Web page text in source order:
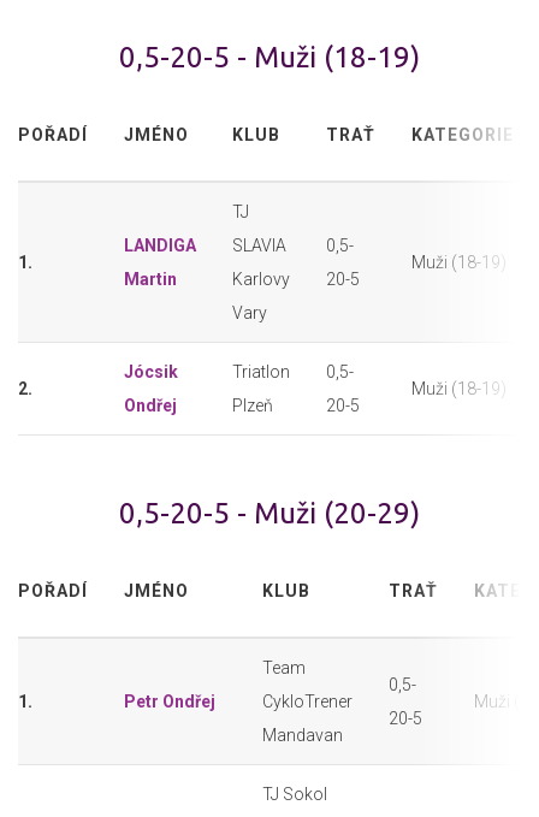
0,5-20-5 - Muži (18-19)
POŘADÍ JMÉNO KLUB TRAŤ KATEGORIE
1.
LANDIGA
Martin
TJ
SLAVIA
Karlovy
Vary
0,5-
20-5
Muži (18-19)
2.
Jócsik
Ondřej
Triatlon
Plzeň
0,5-
20-5
Muži (18-19)
0,5-20-5 - Muži (20-29)
POŘADÍ JMÉNO KLUB TRAŤ
1. Petr Ondřej
Team
CykloTrener
Mandavan
0,5-
20-5
Muži
TJ Sokol